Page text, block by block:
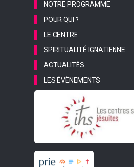
NOTRE PROGRAMME
POUR QUI ?
LE CENTRE
SPIRITUALITÉ IGNATIENNE
ACTUALITÉS
LES ÉVÈNEMENTS